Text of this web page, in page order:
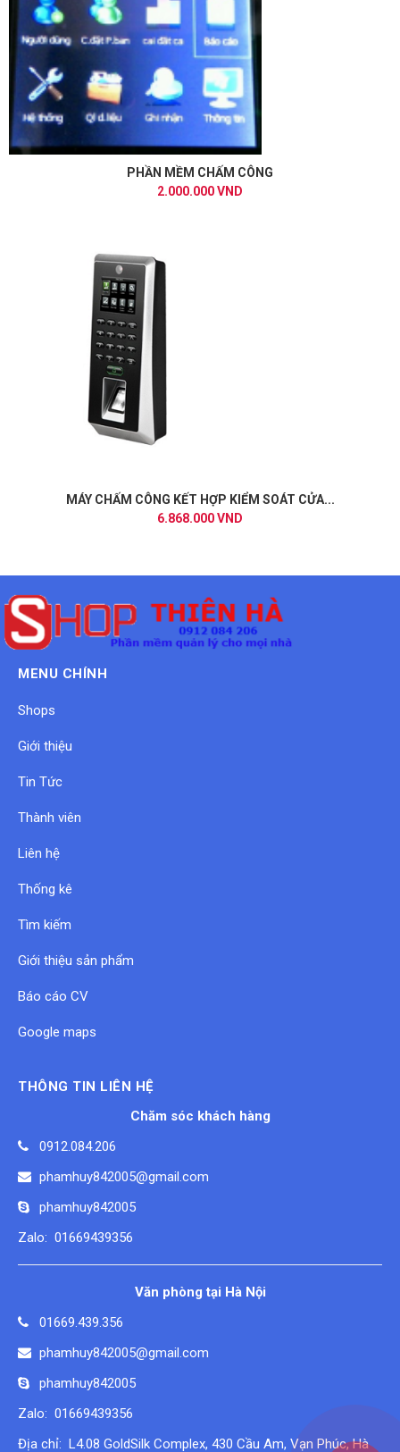
PHẦN MỀM CHẤM CÔNG
2.000.000 VND
MÁY CHẤM CÔNG KẾT HỢP KIỂM SOÁT CỬA...
6.868.000 VND
MENU CHÍNH
Shops
Giới thiệu
Tin Tức
Thành viên
Liên hệ
Thống kê
Tìm kiếm
Giới thiệu sản phẩm
Báo cáo CV
Google maps
THÔNG TIN LIÊN HỆ
Chăm sóc khách hàng
0912.084.206
phamhuy842005@gmail.com
phamhuy842005
Zalo: 01669439356
Văn phòng tại Hà Nội
01669.439.356
phamhuy842005@gmail.com
phamhuy842005
Zalo: 01669439356
Địa chỉ: L4.08 GoldSilk Complex, 430 Cầu Am, Vạn Phúc, Hà